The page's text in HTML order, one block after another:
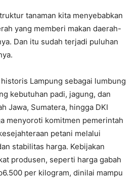
tanaman kita menyebabkan
yang memberi makan daerah-
Dan itu sudah terjadi puluhan
Lampung sebagai lumbung
kebutuhan padi, jagung, dan
Jawa, Sumatera, hingga DKI
menyoroti komitmen pemerintah
petani melalui
stabilitas harga. Kebijakan
produsen, seperti harga gabah
per kilogram, dinilai mampu